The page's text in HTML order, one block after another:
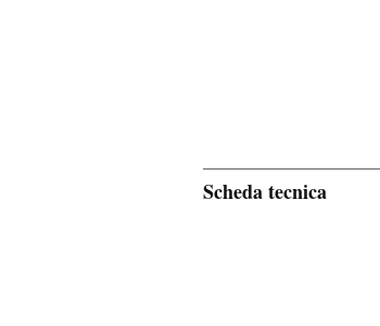
Scheda tecnica